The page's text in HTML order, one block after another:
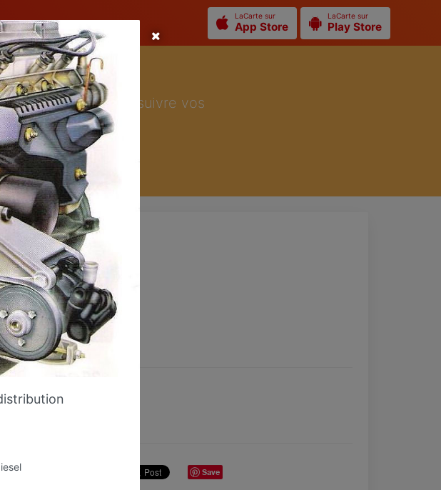
LaCarte sur
App Store
LaCarte sur
Play Store
l'app LaCarte pour suivre vos
rien rater !
Save